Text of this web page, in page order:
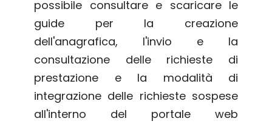
possibile consultare e scaricare le
guide per la creazione
dell'anagrafica, l'invio e la
consultazione delle richieste di
prestazione e la modalità di
integrazione delle richieste sospese
all'interno del portale web